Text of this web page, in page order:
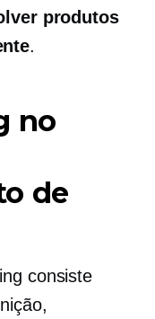
produtos
.
no
de
consiste